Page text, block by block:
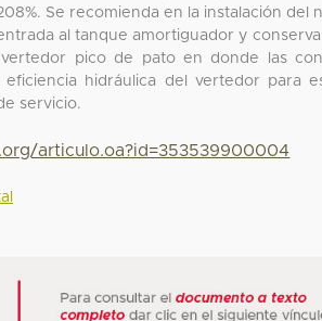
Se recomienda en la instalación del
al tanque amortiguador y
pico de pato en donde las
hidráulica del vertedor para
servicio.
articulo.oa?id=353539900004